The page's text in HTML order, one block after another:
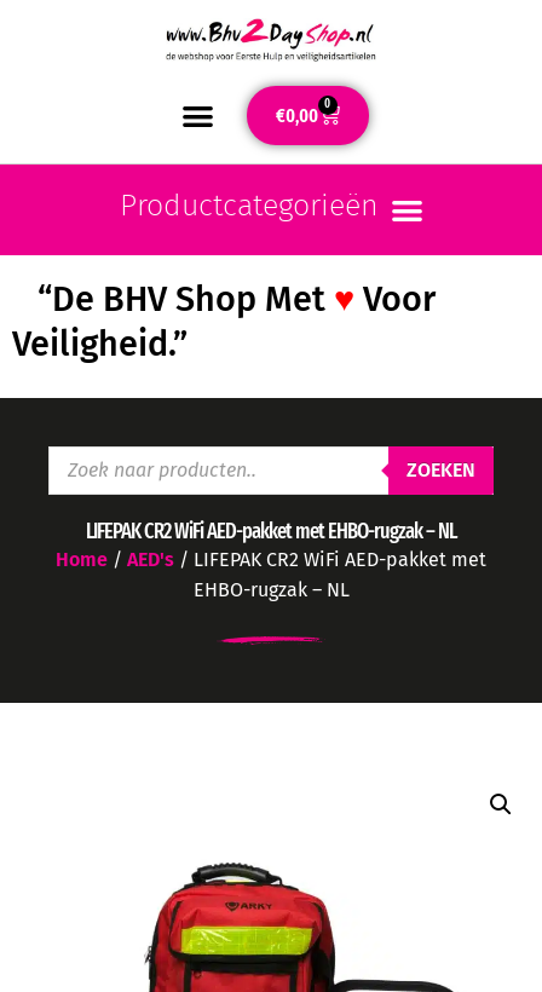
€0,00 0
“De BHV Shop Met ♥ Voor
Veiligheid.”
ZOEKEN
LIFEPAK CR2 WiFi AED-pakket met EHBO-rugzak – NL
Home / AED's / LIFEPAK CR2 WiFi AED-pakket met
EHBO-rugzak – NL